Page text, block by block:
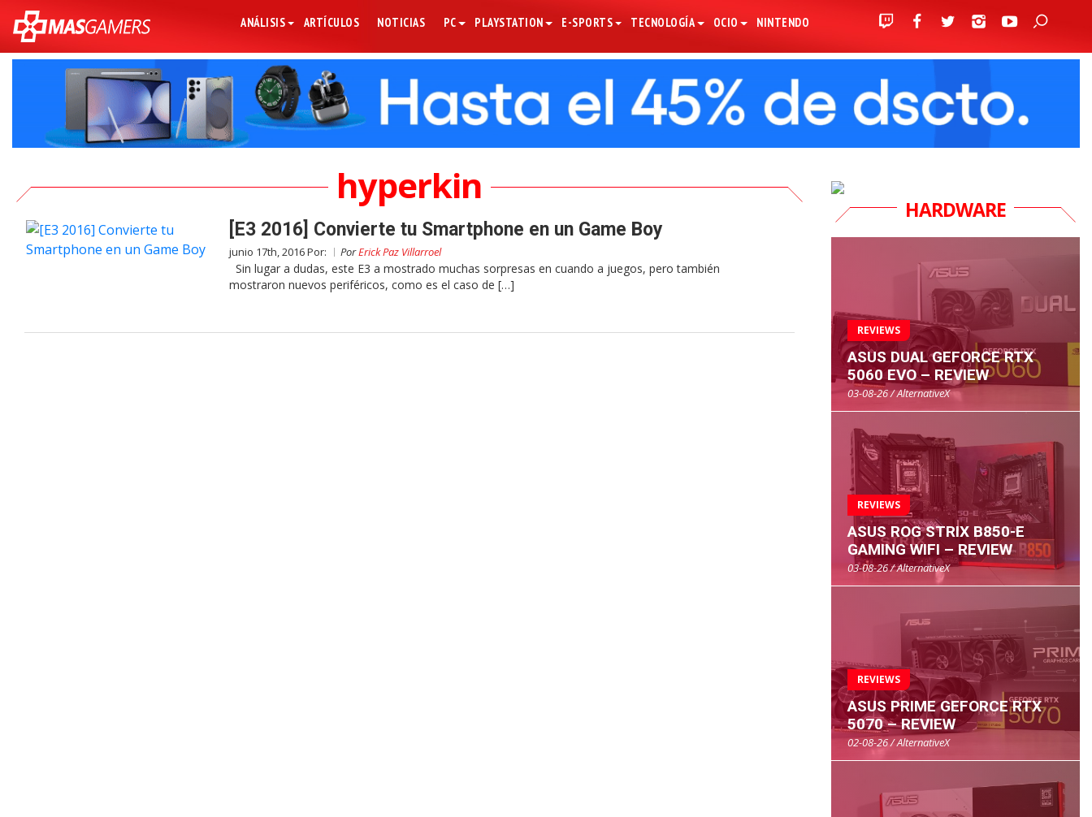
ANÁLISIS ARTÍCULOS NOTICIAS PC PLAYSTATION E-SPORTS TECNOLOGÍA OCIO NINTENDO
hyperkin
[E3 2016] Convierte tu Smartphone en un Game Boy
junio 17th, 2016 Por: PorErick Paz Villarroel
Sin lugar a dudas, este E3 a mostrado muchas sorpresas en cuando a juegos, pero también
mostraron nuevos periféricos, como es el caso de […]
HARDWARE
REVIEWS
ASUS DUAL GEFORCE RTX
5060 EVO – REVIEW
03-08-26 / AlternativeX
REVIEWS
ASUS ROG STRIX B850-E
GAMING WIFI – REVIEW
03-08-26 / AlternativeX
REVIEWS
ASUS PRIME GEFORCE RTX
5070 – REVIEW
02-08-26 / AlternativeX